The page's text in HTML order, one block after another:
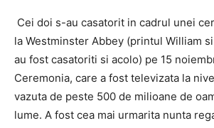
Cei doi s-au casatorit in cadrul unei
la Westminster Abbey (printul William
au fost casatoriti si acolo) pe 15
Ceremonia, care a fost televizata la
vazuta de peste 500 de milioane de
lume. A fost cea mai urmarita nunta